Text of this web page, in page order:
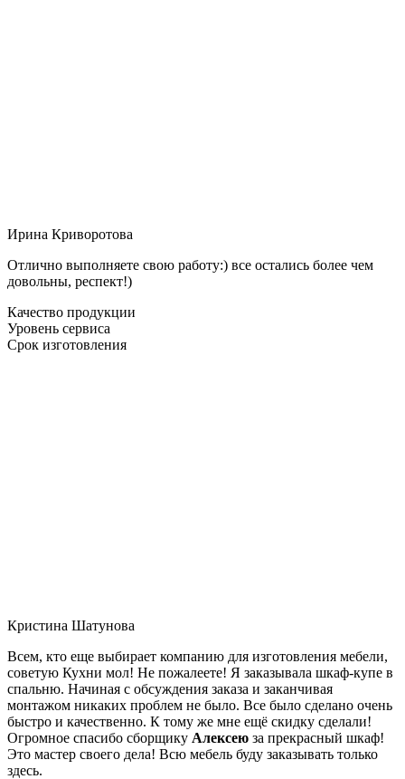
Ирина Криворотова
Отлично выполняете свою работу:) все остались более чем
довольны, респект!)
Качество продукции
Уровень сервиса
Срок изготовления
Кристина Шатунова
Всем, кто еще выбирает компанию для изготовления мебели,
советую Кухни мол! Не пожалеете! Я заказывала шкаф-купе в
спальню. Начиная с обсуждения заказа и заканчивая
монтажом никаких проблем не было. Все было сделано очень
быстро и качественно. К тому же мне ещё скидку сделали!
Огромное спасибо сборщику Алексею за прекрасный шкаф!
Это мастер своего дела! Всю мебель буду заказывать только
здесь.